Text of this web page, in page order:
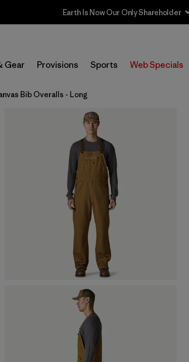
Earth Is Now Our Only Shareholder
Gear Provisions Sports Web Specials
Bib Overalls - Long